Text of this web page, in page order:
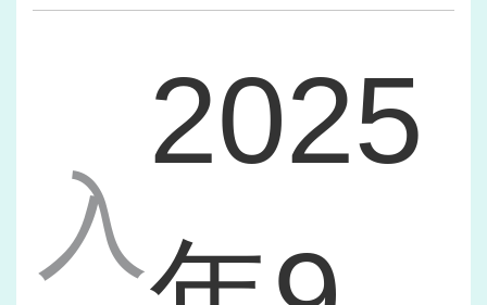
入
2025